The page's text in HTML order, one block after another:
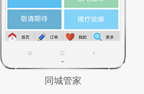
同城管家